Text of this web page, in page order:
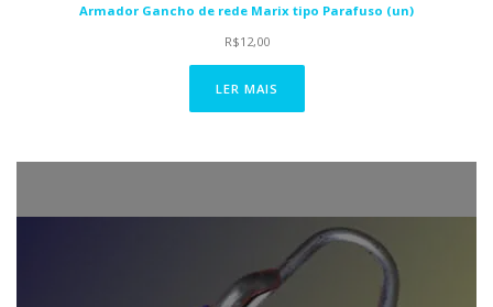
Armador Gancho de rede Marix tipo Parafuso (un)
R$12,00
LER MAIS